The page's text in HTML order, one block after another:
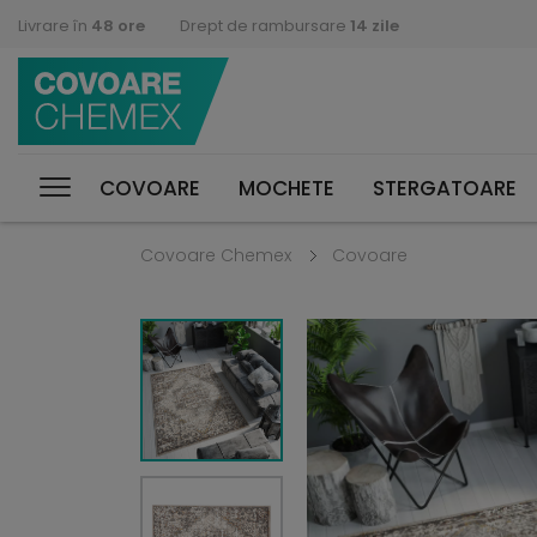
Livrare în 48 ore Drept de rambursare 14 zile
COVOARE MOCHETE STERGATOARE
Covoare Chemex Covoare